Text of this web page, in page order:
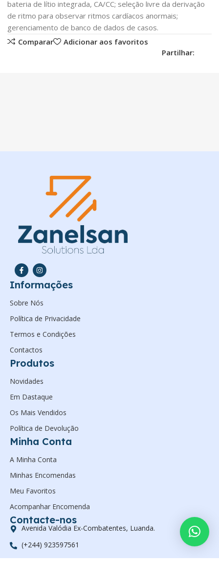
bateria de lítio integrada, CA/CC; seleção livre da derivação
de ritmo para observar ritmos cardíacos anormais;
gerenciamento de banco de dados de casos.
Comparar
Adicionar aos favoritos
Partilhar:
Informações
Sobre Nós
Política de Privacidade
Termos e Condições
Contactos
Produtos
Novidades
Em Dastaque
Os Mais Vendidos
Política de Devolução
Minha Conta
A Minha Conta
Minhas Encomendas
Meu Favoritos
Acompanhar Encomenda
Contacte-nos
Avenida Valódia Ex-Combatentes, Luanda.
(+244) 923597561